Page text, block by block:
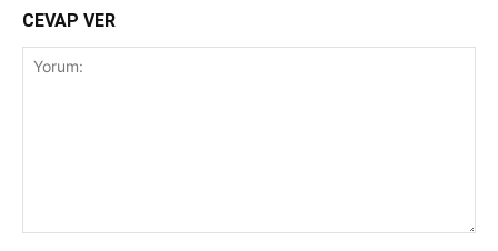
CEVAP VER